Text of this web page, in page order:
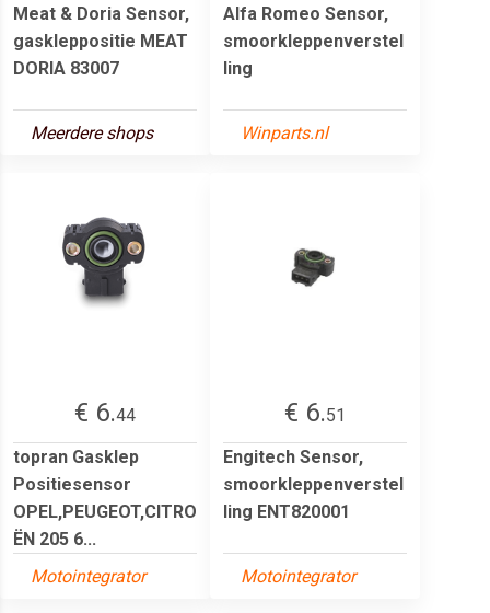
Meat & Doria Sensor,
gaskleppositie MEAT
DORIA 83007
Meerdere shops
Alfa Romeo Sensor,
smoorkleppenverstel
ling
Winparts.nl
€ 6.44
topran Gasklep
Positiesensor
OPEL,PEUGEOT,CITRO
ËN 205 6...
Motointegrator
€ 6.51
Engitech Sensor,
smoorkleppenverstel
ling ENT820001
Motointegrator